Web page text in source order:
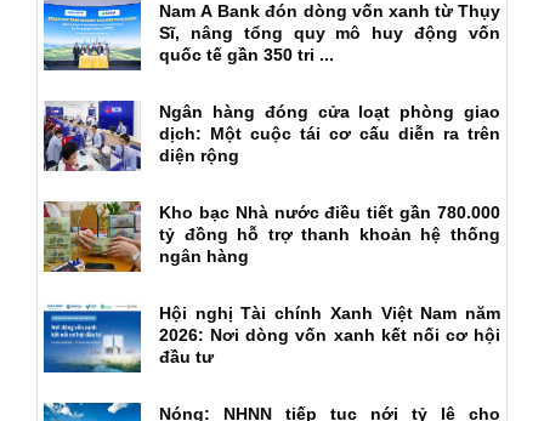
Nam A Bank đón dòng vốn xanh từ Thụy
Sĩ, nâng tổng quy mô huy động vốn
quốc tế gần 350 tri ...
Ngân hàng đóng cửa loạt phòng giao
dịch: Một cuộc tái cơ cấu diễn ra trên
diện rộng
Kho bạc Nhà nước điều tiết gần 780.000
tỷ đồng hỗ trợ thanh khoản hệ thống
ngân hàng
Hội nghị Tài chính Xanh Việt Nam năm
2026: Nơi dòng vốn xanh kết nối cơ hội
đầu tư
Nóng: NHNN tiếp tục nới tỷ lệ cho